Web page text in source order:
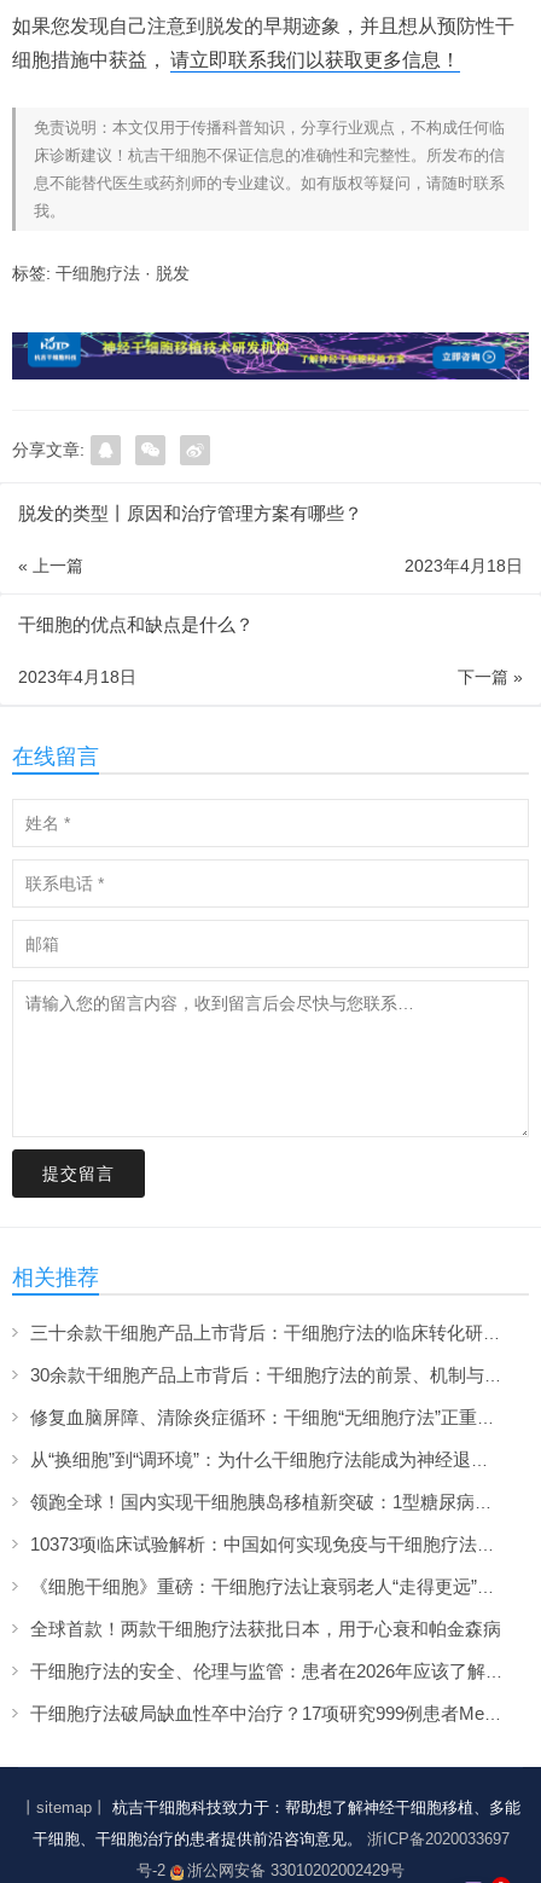
如果您发现自己注意到脱发的早期迹象，并且想从预防性干
细胞措施中获益， 请立即联系我们以获取更多信息！
免责说明：本文仅用于传播科普知识，分享行业观点，不构成任何临
床诊断建议！杭吉干细胞不保证信息的准确性和完整性。所发布的信
息不能替代医生或药剂师的专业建议。如有版权等疑问，请随时联系
我。
标签: 干细胞疗法 · 脱发
分享文章:
脱发的类型丨原因和治疗管理方案有哪些？
« 上一篇 2023年4月18日
干细胞的优点和缺点是什么？
下一篇 »
2023年4月18日
在线留言
提交留言
相关推荐
三十余款干细胞产品上市背后：干细胞疗法的临床转化研究与解决方案（下）
30余款干细胞产品上市背后：干细胞疗法的前景、机制与进展脉络（上）
修复血脑屏障、清除炎症循环：干细胞“无细胞疗法”正重新定义大脑抗衰方案
从“换细胞”到“调环境”：为什么干细胞疗法能成为神经退行性疾病的克星？
领跑全球！国内实现干细胞胰岛移植新突破：1型糖尿病治愈迈出关键一步
10373项临床试验解析：中国如何实现免疫与干细胞疗法的双轮驱动
《细胞干细胞》重磅：干细胞疗法让衰弱老人“走得更远”，63米突破背后的证据
全球首款！两款干细胞疗法获批日本，用于心衰和帕金森病
干细胞疗法的安全、伦理与监管：患者在2026年应该了解什么
干细胞疗法破局缺血性卒中治疗？17项研究999例患者Meta分析给出肯定答案
丨sitemap丨
杭吉干细胞科技致力于：帮助想了解神经干细胞移植、多能
干细胞、干细胞治疗的患者提供前沿咨询意见。 浙ICP备2020033697
号-2
浙公网安备 33010202002429号